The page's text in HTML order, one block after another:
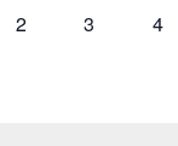
0
2
0
3
0
4